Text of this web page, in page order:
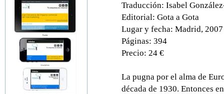
Traducción: Isabel
Editorial: Gota a Gota
Lugar y fecha: Madrid, 2007
Páginas: 394
Precio: 24 €
La pugna por el alma de
década de 1930. Entonces